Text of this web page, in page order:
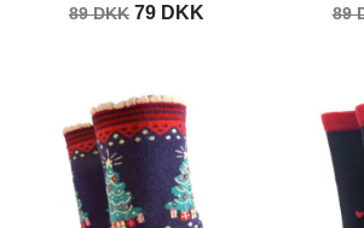
89 DKK 79 DKK
89